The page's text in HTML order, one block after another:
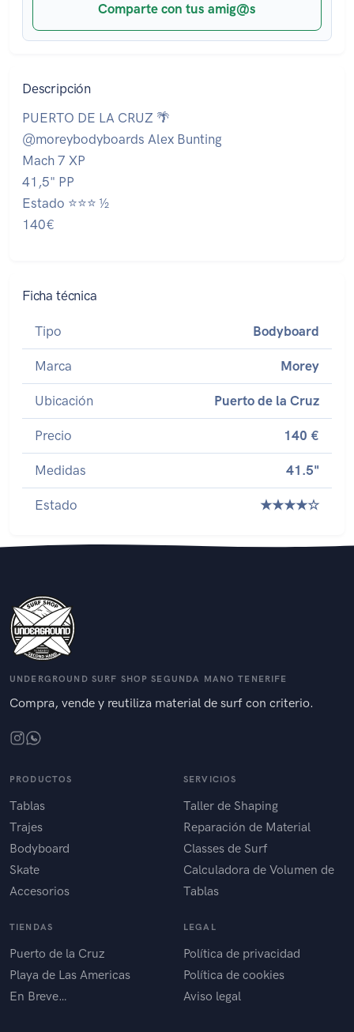
Comparte con tus amig@s
Descripción
PUERTO DE LA CRUZ 🌴
@moreybodyboards Alex Bunting
Mach 7 XP
41,5" PP
Estado ⭐⭐⭐ ½
140€
Ficha técnica
Tipo Bodyboard
Marca Morey
Ubicación Puerto de la Cruz
Precio 140 €
Medidas 41.5"
Estado ★★★★☆
UNDERGROUND SURF SHOP SEGUNDA MANO TENERIFE
Compra, vende y reutiliza material de surf con criterio.
PRODUCTOS
Tablas
Trajes
Bodyboard
Skate
Accesorios
SERVICIOS
Taller de Shaping
Reparación de Material
Classes de Surf
Calculadora de Volumen de
Tablas
TIENDAS
Puerto de la Cruz
Playa de Las Americas
En Breve…
LEGAL
Política de privacidad
Política de cookies
Aviso legal